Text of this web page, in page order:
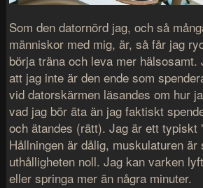
Som den datornörd jag, och så
människor med mig, är, så får jag
börja träna och leva mer hälsosamt.
att jag inte är den ende som
vid datorskärmen läsandes om hur
vad jag bör äta än jag faktiskt
och ätandes (rätt). Jag är ett typiskt
Hållningen är dålig, muskulaturen är
uthålligheten noll. Jag kan varken
eller springa mer än några minuter.